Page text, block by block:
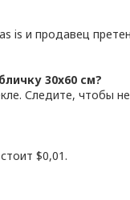
is и продавец
30x60 см?
Следите, чтобы
$0,01.